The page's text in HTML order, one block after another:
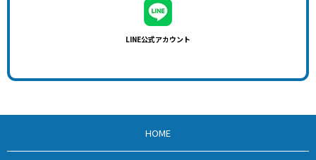
LINE公式アカウント
HOME